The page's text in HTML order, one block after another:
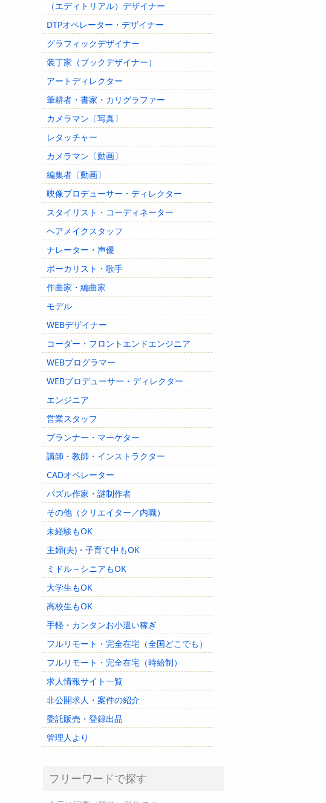
（エディトリアル）デザイナー
DTPオペレーター・デザイナー
グラフィックデザイナー
装丁家（ブックデザイナー）
アートディレクター
筆耕者・書家・カリグラファー
カメラマン〔写真〕
レタッチャー
カメラマン〔動画〕
編集者〔動画〕
映像プロデューサー・ディレクター
スタイリスト・コーディネーター
ヘアメイクスタッフ
ナレーター・声優
ボーカリスト・歌手
作曲家・編曲家
モデル
WEBデザイナー
コーダー・フロントエンドエンジニア
WEBプログラマー
WEBプロデューサー・ディレクター
エンジニア
営業スタッフ
プランナー・マーケター
講師・教師・インストラクター
CADオペレーター
パズル作家・謎制作者
その他（クリエイター／内職）
未経験もOK
主婦(夫)・子育て中もOK
ミドル～シニアもOK
大学生もOK
高校生もOK
手軽・カンタンお小遣い稼ぎ
フルリモート・完全在宅（全国どこでも）
フルリモート・完全在宅（時給制）
求人情報サイト一覧
非公開求人・案件の紹介
委託販売・登録出品
管理人より
フリーワードで探す